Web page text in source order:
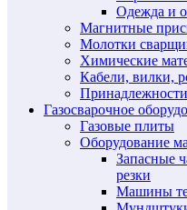
Одежда и
Магнитные
Молотки
Химические
Кабели, вилки,
Газосварочное
Газовые плиты
Оборудование
Запасные
резки
Машины